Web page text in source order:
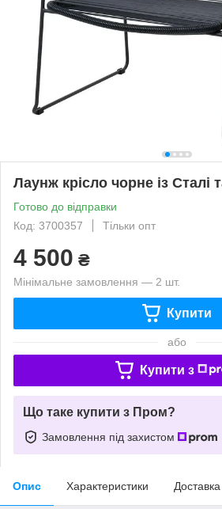
Лаунж крісло чорне із Сталі
Готово до відправки
Код: 3700357
Тільки опт
4 500 ₴
Мінімальне замовлення — 2 шт.
Купити
або
Купити з
Що таке купити з Пром?
Замовлення під захистом
Опис Характеристики Доставка